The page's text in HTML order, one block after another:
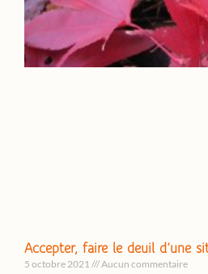
Accepter, faire le deuil d’une
5 octobre 2021 Aucun commentaire